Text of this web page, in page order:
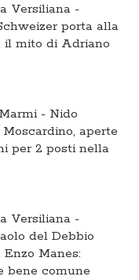
Versiliana -
porta alla
il mito di Adriano
- Nido
aperte
per 2 posti nella
Versiliana -
del Debbio
Manes:
bene comune